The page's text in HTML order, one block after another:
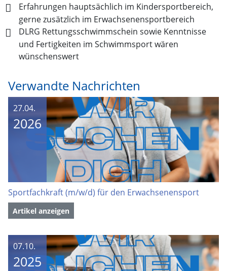
Erfahrungen hauptsächlich im Kindersportbereich,
gerne zusätzlich im Erwachsenensportbereich
DLRG Rettungsschwimmschein sowie Kenntnisse
und Fertigkeiten im Schwimmsport wären
wünschenswert
Verwandte Nachrichten
27.04.
2026
Sportfachkraft (m/w/d) für den Erwachsenensport
Artikel anzeigen
07.10.
2025